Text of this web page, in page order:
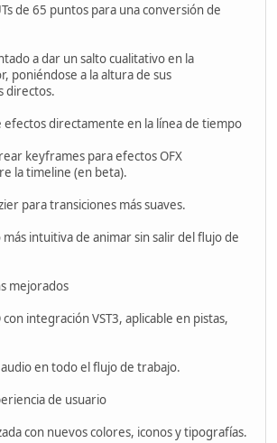
de 65 puntos para una conversión de
a dar un salto cualitativo en la
poniéndose a la altura de sus
directos.
directamente en la línea de tiempo
keyframes para efectos OFX
la timeline (en beta).
para transiciones más suaves.
intuitiva de animar sin salir del flujo de
mejorados
integración VST3, aplicable en pistas,
en todo el flujo de trabajo.
de usuario
con nuevos colores, iconos y tipografías.